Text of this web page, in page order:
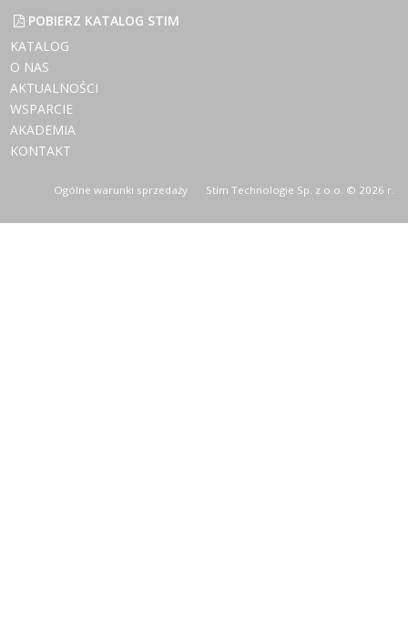
POBIERZ KATALOG STIM
KATALOG
O NAS
AKTUALNOŚCI
WSPARCIE
AKADEMIA
KONTAKT
Stim Technologie Sp. z o.o. © 2026 r.
Ogólne warunki sprzedaży